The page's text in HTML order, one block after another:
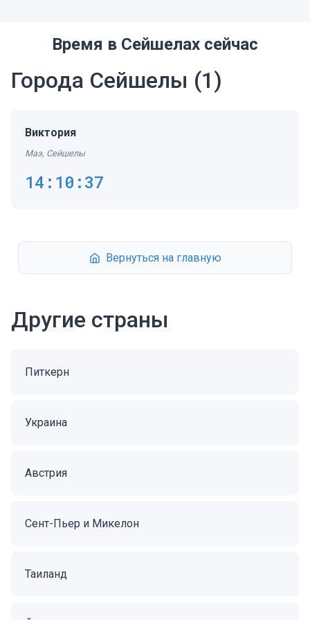
Время в Сейшелах сейчас
Города Сейшелы (1)
Виктория
Маэ, Сейшелы
14:10:37
Вернуться на главную
Другие страны
Питкерн
Украина
Австрия
Сент-Пьер и Микелон
Таиланд